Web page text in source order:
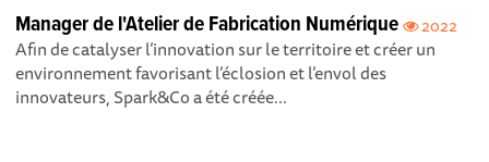
2022
Manager de l'Atelier de Fabrication Numérique
Afin de catalyser l’innovation sur le territoire et créer un
environnement favorisant l’éclosion et l’envol des
innovateurs, Spark&Co a été créée...